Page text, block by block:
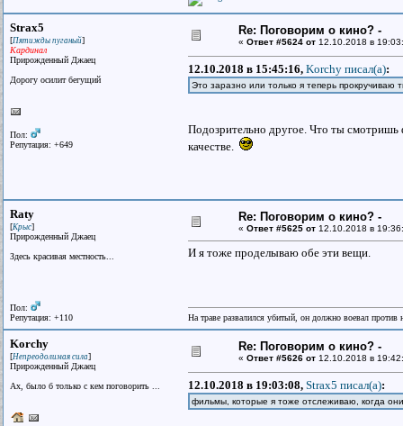
Strax5
[Пятижды пуганый]
Кардинал
Прирожденный Джаец
Дорогу осилит бегущий
Пол:
Репутация: +649
Re: Поговорим о кино? -
« Ответ #5624 от 12.10.2018 в
12.10.2018 в 15:45:16, Korchy писал(a):
Это заразно или только я теперь
Подозрительно другое. Что ты смотришь
качестве.
Raty
[Крыс]
Прирожденный Джаец
Здесь красивая местность...
Пол:
Репутация: +110
Re: Поговорим о кино? -
« Ответ #5625 от 12.10.2018 в
И я тоже проделываю обе эти вещи.
На траве развалился убитый, он должно воевал
Korchy
[Непреодолимая сила]
Прирожденный Джаец
Ах, было б только с кем поговорить ...
Re: Поговорим о кино? -
« Ответ #5626 от 12.10.2018 в
12.10.2018 в 19:03:08, Strax5 писал(a):
фильмы, которые я тоже отслеживаю, когда они